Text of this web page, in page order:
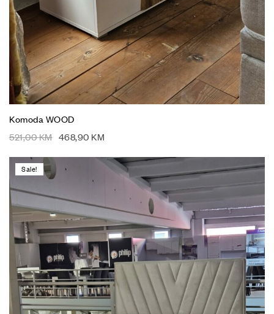
Komoda WOOD
521,00KM 468,90 KM
Sale!